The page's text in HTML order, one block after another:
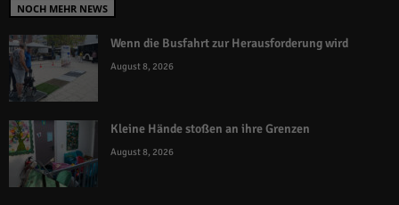
NOCH MEHR NEWS
Wenn die Busfahrt zur Herausforderung wird
August 8, 2026
Kleine Hände stoßen an ihre Grenzen
August 8, 2026